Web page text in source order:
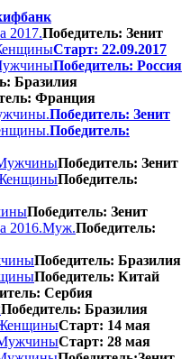
2017.Победитель: Зенит
Старт: 22.09.2017
Победитель: Россия
Бразилия
Франция
Победитель: Зенит
Победитель:
Победитель: Зенит
Победитель:
Победитель: Зенит
2016.Муж.Победитель:
Победитель: Бразилия
Победитель: Китай
Сербия
Победитель: Бразилия
Старт: 14 мая
Старт: 28 мая